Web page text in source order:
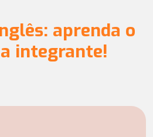
aprenda o
integrante!